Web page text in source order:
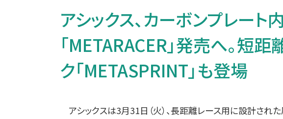
アシックス、カーボンプレート
「METARACER」発売へ。短
ク「METASPRINT」も登場
アシックスは3月31日（火）、長距離レース用に設計された